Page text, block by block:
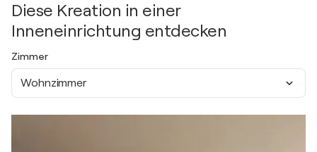
Diese Kreation in einer
Inneneinrichtung entdecken
Zimmer
Wohnzimmer